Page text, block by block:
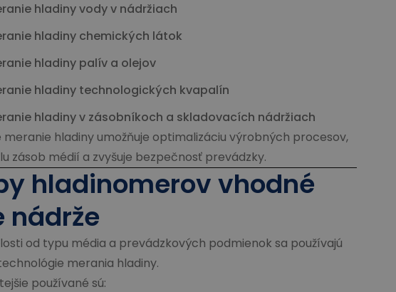
hladiny vody v nádržiach
hladiny chemických látok
hladiny palív a olejov
hladiny technologických kvapalín
hladiny v zásobníkoch a skladovacích nádržiach
meranie hladiny umožňuje optimalizáciu výrobných procesov,
zásob médií a zvyšuje bezpečnosť prevádzky.
hladinomerov vhodné
nádrže
od typu média a prevádzkových podmienok sa používajú
merania hladiny.
používané sú: